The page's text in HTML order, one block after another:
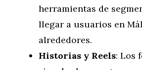
herramientas de
llegar a usuarios en
alrededores.
Historias y Reels: Los